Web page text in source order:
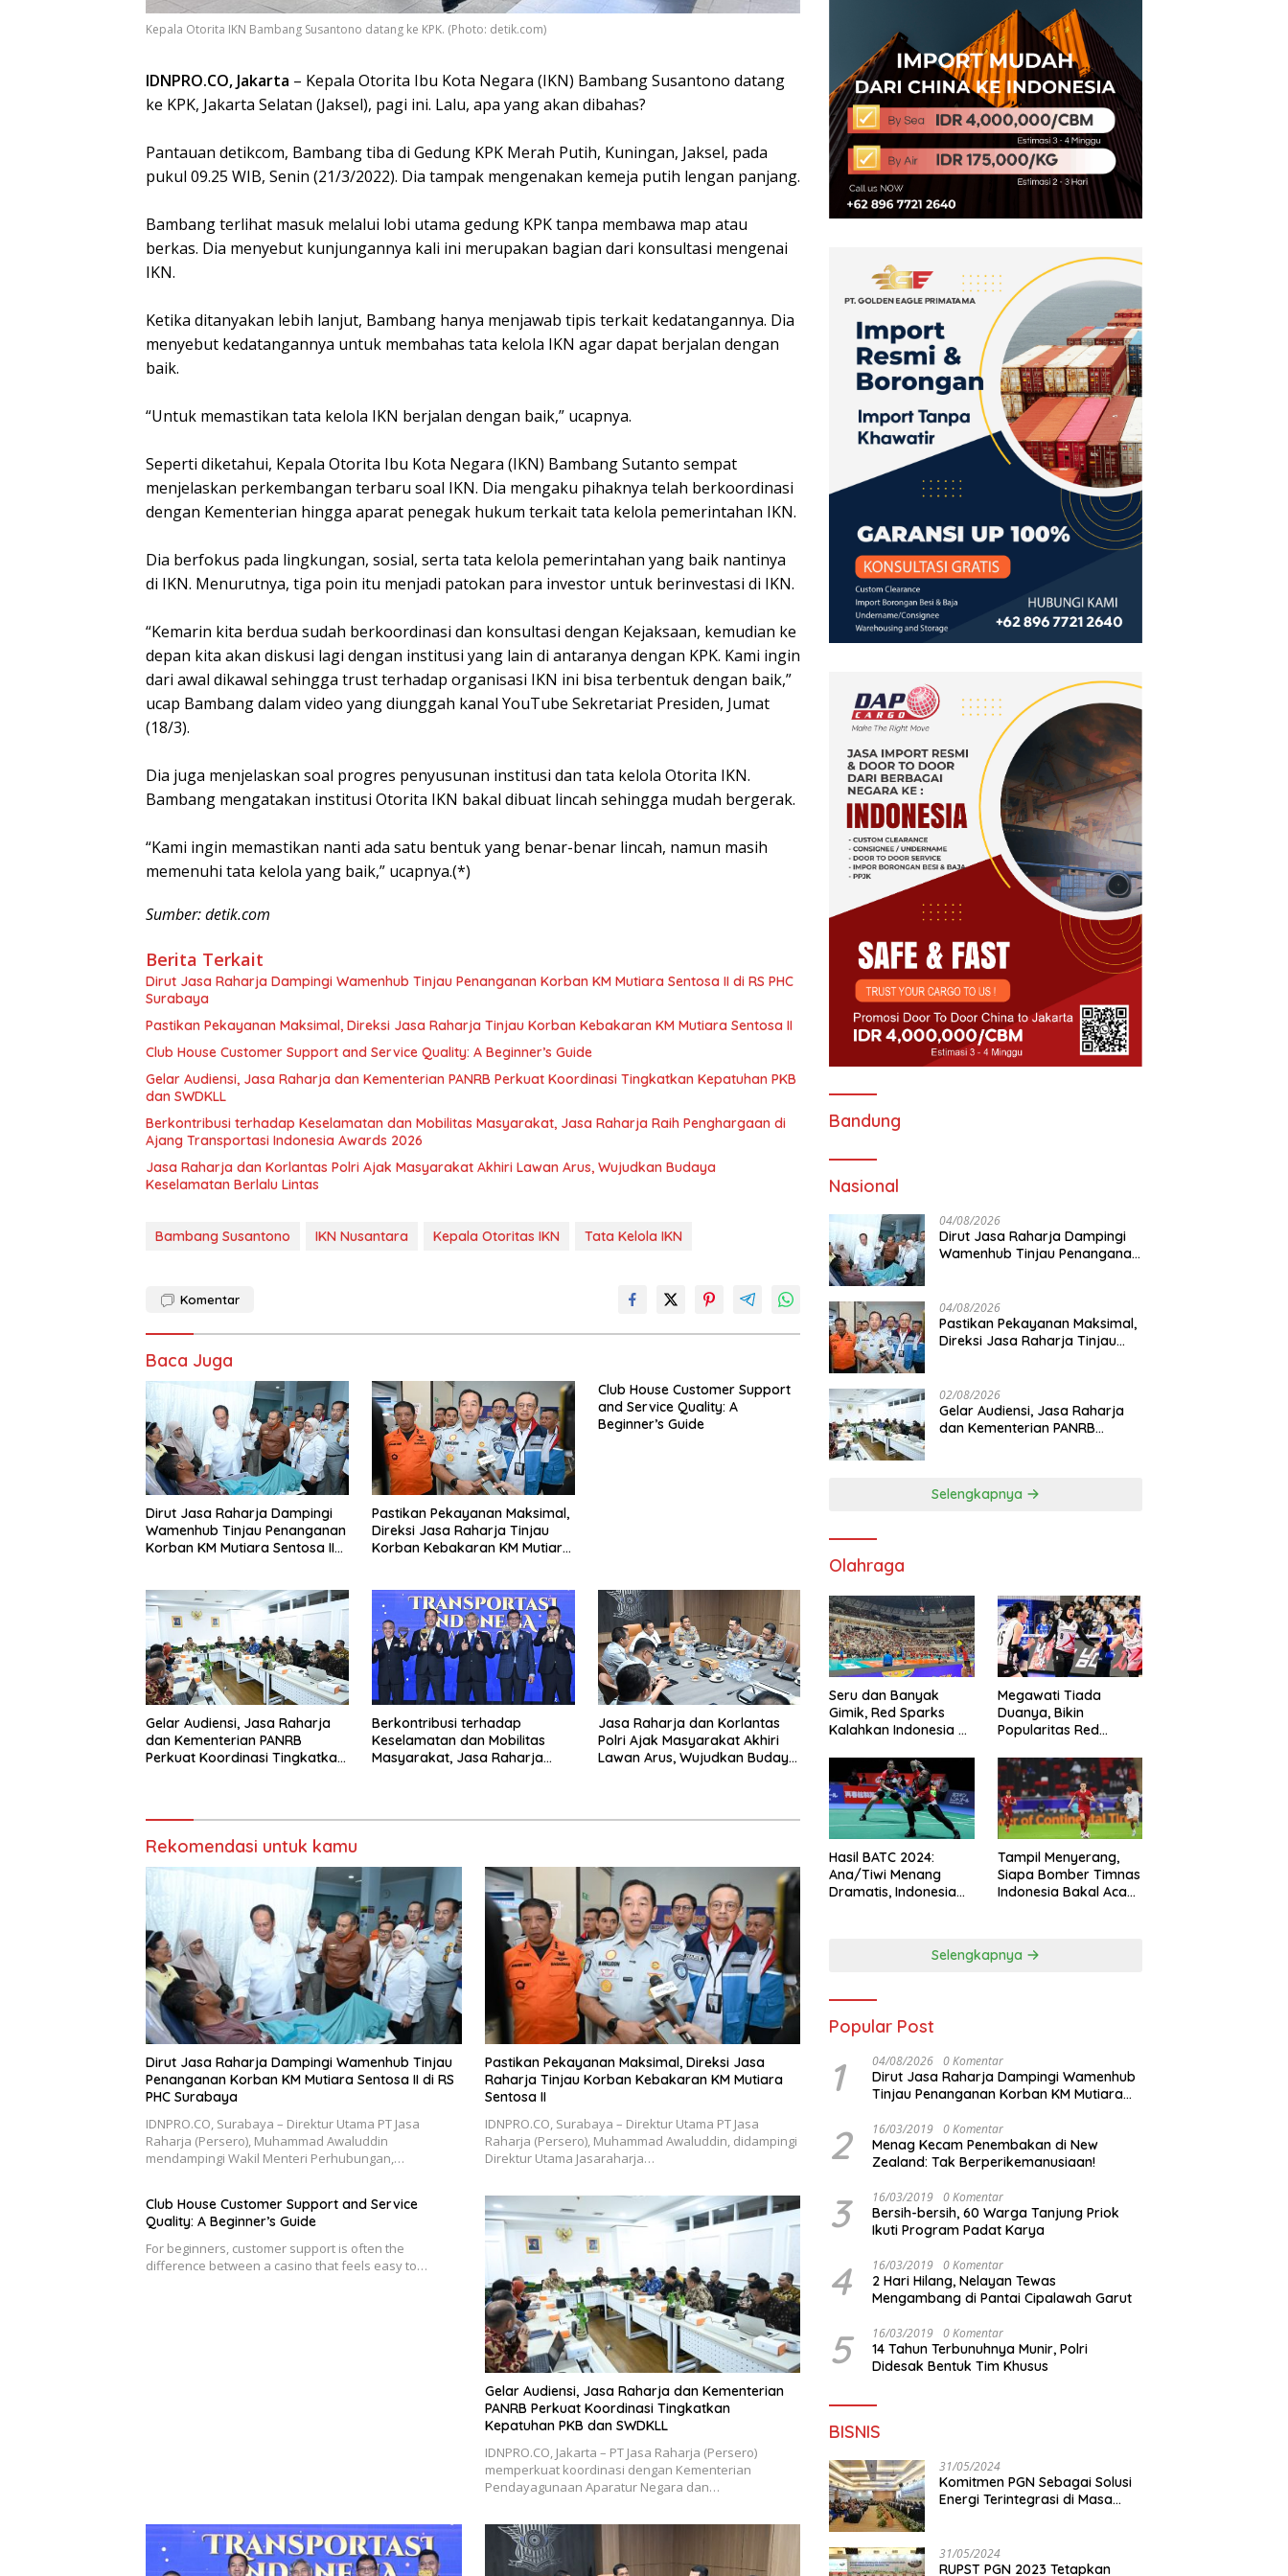
Kepala Otorita IKN Bambang Susantono datang ke KPK. (Photo: detik.com)
IDNPRO.CO, Jakarta – Kepala Otorita Ibu Kota Negara (IKN) Bambang Susantono datang
ke KPK, Jakarta Selatan (Jaksel), pagi ini. Lalu, apa yang akan dibahas?
Pantauan detikcom, Bambang tiba di Gedung KPK Merah Putih, Kuningan, Jaksel, pada
pukul 09.25 WIB, Senin (21/3/2022). Dia tampak mengenakan kemeja putih lengan panjang.
Bambang terlihat masuk melalui lobi utama gedung KPK tanpa membawa map atau
berkas. Dia menyebut kunjungannya kali ini merupakan bagian dari konsultasi mengenai
IKN.
Ketika ditanyakan lebih lanjut, Bambang hanya menjawab tipis terkait kedatangannya. Dia
menyebut kedatangannya untuk membahas tata kelola IKN agar dapat berjalan dengan
baik.
“Untuk memastikan tata kelola IKN berjalan dengan baik,” ucapnya.
Seperti diketahui, Kepala Otorita Ibu Kota Negara (IKN) Bambang Sutanto sempat
menjelaskan perkembangan terbaru soal IKN. Dia mengaku pihaknya telah berkoordinasi
dengan Kementerian hingga aparat penegak hukum terkait tata kelola pemerintahan IKN.
Dia berfokus pada lingkungan, sosial, serta tata kelola pemerintahan yang baik nantinya
di IKN. Menurutnya, tiga poin itu menjadi patokan para investor untuk berinvestasi di IKN.
“Kemarin kita berdua sudah berkoordinasi dan konsultasi dengan Kejaksaan, kemudian ke
depan kita akan diskusi lagi dengan institusi yang lain di antaranya dengan KPK. Kami ingin
dari awal dikawal sehingga trust terhadap organisasi IKN ini bisa terbentuk dengan baik,”
ucap Bambang dalam video yang diunggah kanal YouTube Sekretariat Presiden, Jumat
(18/3).
Dia juga menjelaskan soal progres penyusunan institusi dan tata kelola Otorita IKN.
Bambang mengatakan institusi Otorita IKN bakal dibuat lincah sehingga mudah bergerak.
“Kami ingin memastikan nanti ada satu bentuk yang benar-benar lincah, namun masih
memenuhi tata kelola yang baik,” ucapnya.(*)
Sumber: detik.com
Berita Terkait
Dirut Jasa Raharja Dampingi Wamenhub Tinjau Penanganan Korban KM Mutiara Sentosa II di RS PHC
Surabaya
Pastikan Pekayanan Maksimal, Direksi Jasa Raharja Tinjau Korban Kebakaran KM Mutiara Sentosa II
Club House Customer Support and Service Quality: A Beginner’s Guide
Gelar Audiensi, Jasa Raharja dan Kementerian PANRB Perkuat Koordinasi Tingkatkan Kepatuhan PKB
dan SWDKLL
Berkontribusi terhadap Keselamatan dan Mobilitas Masyarakat, Jasa Raharja Raih Penghargaan di
Ajang Transportasi Indonesia Awards 2026
Jasa Raharja dan Korlantas Polri Ajak Masyarakat Akhiri Lawan Arus, Wujudkan Budaya
Keselamatan Berlalu Lintas
Bambang Susantono IKN Nusantara Kepala Otoritas IKN Tata Kelola IKN
Komentar
Baca Juga
Dirut Jasa Raharja Dampingi
Wamenhub Tinjau Penanganan
Korban KM Mutiara Sentosa II
Pastikan Pekayanan Maksimal,
Direksi Jasa Raharja Tinjau
Korban Kebakaran KM Mutiara
Club House Customer Support
and Service Quality: A
Beginner’s Guide
Gelar Audiensi, Jasa Raharja
dan Kementerian PANRB
Perkuat Koordinasi Tingkatkan
Berkontribusi terhadap
Keselamatan dan Mobilitas
Masyarakat, Jasa Raharja
Jasa Raharja dan Korlantas
Polri Ajak Masyarakat Akhiri
Lawan Arus, Wujudkan Budaya
Rekomendasi untuk kamu
Dirut Jasa Raharja Dampingi Wamenhub Tinjau
Penanganan Korban KM Mutiara Sentosa II di RS
PHC Surabaya
IDNPRO.CO, Surabaya – Direktur Utama PT Jasa
Raharja (Persero), Muhammad Awaluddin
mendampingi Wakil Menteri Perhubungan,…
Pastikan Pekayanan Maksimal, Direksi Jasa
Raharja Tinjau Korban Kebakaran KM Mutiara
Sentosa II
IDNPRO.CO, Surabaya – Direktur Utama PT Jasa
Raharja (Persero), Muhammad Awaluddin, didampingi
Direktur Utama Jasaraharja…
Club House Customer Support and Service
Quality: A Beginner’s Guide
For beginners, customer support is often the
difference between a casino that feels easy to…
Gelar Audiensi, Jasa Raharja dan Kementerian
PANRB Perkuat Koordinasi Tingkatkan
Kepatuhan PKB dan SWDKLL
IDNPRO.CO, Jakarta – PT Jasa Raharja (Persero)
memperkuat koordinasi dengan Kementerian
Pendayagunaan Aparatur Negara dan…
Bandung
Nasional
04/08/2026
Dirut Jasa Raharja Dampingi
Wamenhub Tinjau Penanganan
04/08/2026
Pastikan Pekayanan Maksimal,
Direksi Jasa Raharja Tinjau
02/08/2026
Gelar Audiensi, Jasa Raharja
dan Kementerian PANRB
Selengkapnya
Olahraga
Seru dan Banyak
Gimik, Red Sparks
Kalahkan Indonesia All
Megawati Tiada
Duanya, Bikin
Popularitas Red
Hasil BATC 2024:
Ana/Tiwi Menang
Dramatis, Indonesia
Tampil Menyerang,
Siapa Bomber Timnas
Indonesia Bakal Acak-
Selengkapnya
Popular Post
1 04/08/2026 0 Komentar
Dirut Jasa Raharja Dampingi Wamenhub
Tinjau Penanganan Korban KM Mutiara
2 16/03/2019 0 Komentar
Menag Kecam Penembakan di New
Zealand: Tak Berperikemanusiaan!
3 16/03/2019 0 Komentar
Bersih-bersih, 60 Warga Tanjung Priok
Ikuti Program Padat Karya
4 16/03/2019 0 Komentar
2 Hari Hilang, Nelayan Tewas
Mengambang di Pantai Cipalawah Garut
5 16/03/2019 0 Komentar
14 Tahun Terbunuhnya Munir, Polri
Didesak Bentuk Tim Khusus
BISNIS
31/05/2024
Komitmen PGN Sebagai Solusi
Energi Terintegrasi di Masa
31/05/2024
RUPST PGN 2023 Tetapkan